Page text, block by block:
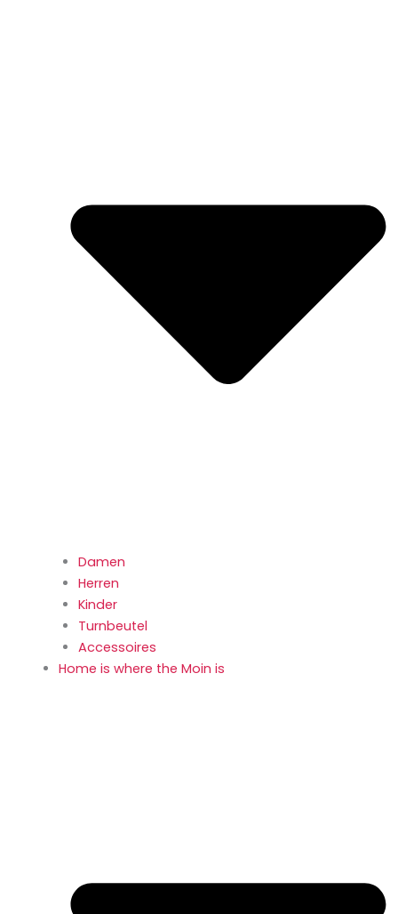
Damen
Herren
Kinder
Turnbeutel
Accessoires
Home is where the Moin is